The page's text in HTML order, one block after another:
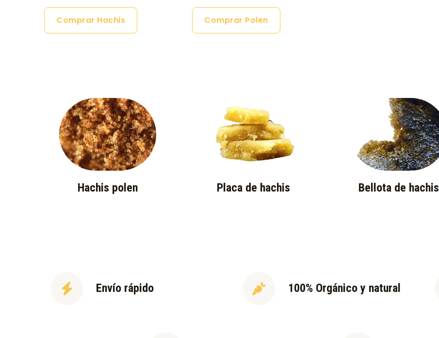
Comprar Hachis Comprar Polen
Hachis polen Placa de hachis Bellota de hachis
Envío rápido 100% Orgánico y natural